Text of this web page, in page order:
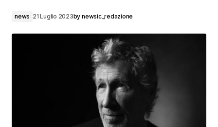
news 21 Luglio 2023by newsic_redazione